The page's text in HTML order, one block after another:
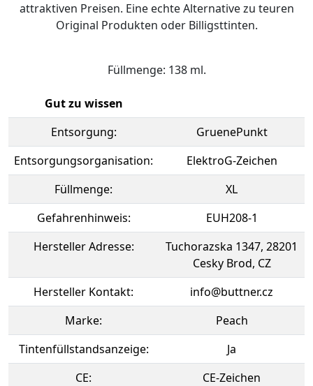
attraktiven Preisen. Eine echte Alternative zu teuren
Original Produkten oder Billigsttinten.
Füllmenge: 138 ml.
Gut zu wissen
Entsorgung:
GruenePunkt
Entsorgungsorganisation:
ElektroG-Zeichen
Füllmenge:
XL
Gefahrenhinweis:
EUH208-1
Hersteller Adresse:
Tuchorazska 1347, 28201
Cesky Brod, CZ
Hersteller Kontakt:
info@buttner.cz
Marke:
Peach
Tintenfüllstandsanzeige:
Ja
CE:
CE-Zeichen